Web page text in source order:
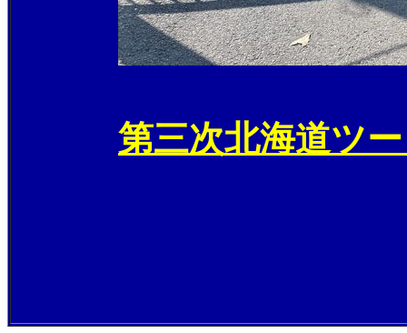
第三次北海道ツ